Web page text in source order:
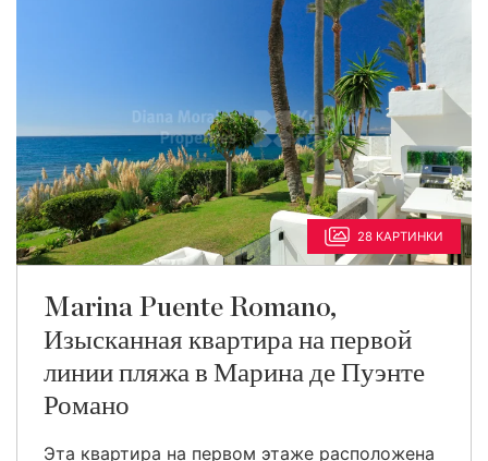
28 КАРТИНКИ
Marina Puente Romano,
Изысканная квартира на первой
линии пляжа в Марина де Пуэнте
Романо
Эта квартира на первом этаже расположена